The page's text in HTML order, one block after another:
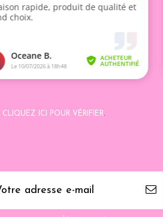
CLIQUEZ ICI POUR VÉRIFIER.